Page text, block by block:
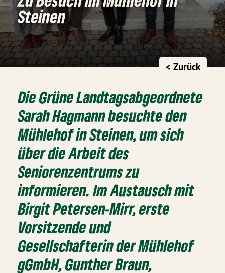
Steinen
< Zurück
Die Grüne Landtagsabgeordnete
Sarah Hagmann besuchte den
Mühlehof in Steinen, um sich
über die Arbeit des
Seniorenzentrums zu
informieren. Im Austausch mit
Birgit Petersen-Mirr, erste
Vorsitzende und
Gesellschafterin der Mühlehof
gGmbH, Gunther Braun,